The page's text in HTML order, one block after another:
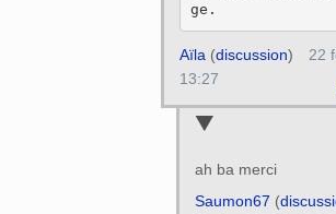
Aïla (discussion)
22
13:27
ah ba merci
Saumon67 (